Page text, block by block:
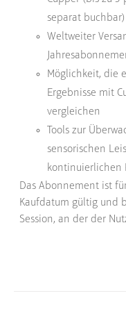
separat buchbar)
Weltweiter
Möglichkeit, die
Ergebnisse mit
vergleichen
Tools zur
sensorischen
kontinuierlichen
Das Abonnement ist
Kaufdatum gültig und
Session, an der der